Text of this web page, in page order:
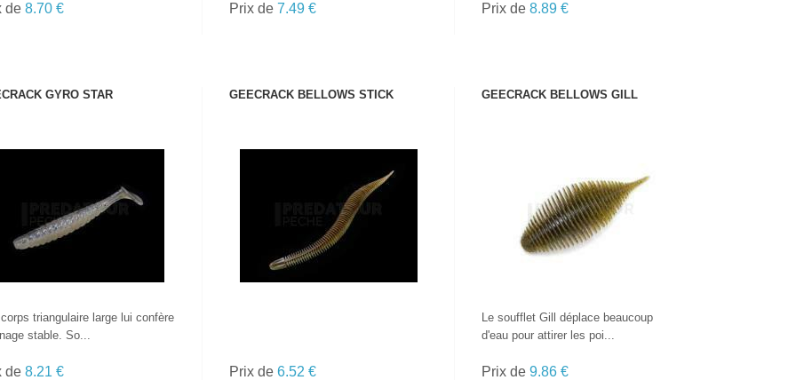
de 8.70 € Prix de 7.49 € Prix de8.89 €
GYRO STAR
triangulaire large lui confère
stable. So...
de 8.21 €
GEECRACK BELLOWS STICK
VOIR LE PRODUIT
Prix de 6.52 €
GEECRACK BELLOWS GILL
VOIR LE PRODUIT
Le soufflet Gill déplace beaucoup
d'eau pour attirer les poi...
Prix de9.86 €